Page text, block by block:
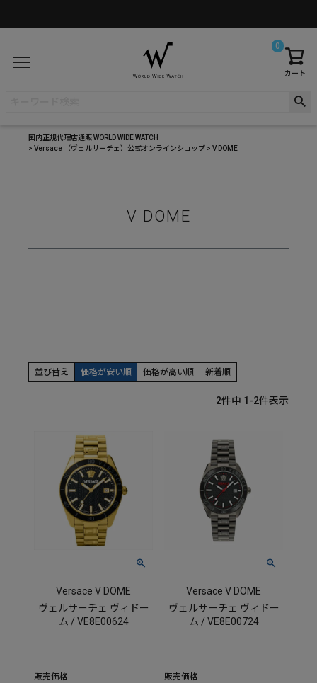
カート
0
国内正規代理店通販 WORLD WIDE WATCH
Versace （ヴェルサーチェ）公式オンラインショップ
V DOME
V DOME
並び替え 価格が安い順 価格が高い順 新着順
2件中 1 -2件表示
Versace V DOME
ヴェルサーチェ ヴィドー
ム / VE8E00624
販売価格
Versace V DOME
ヴェルサーチェ ヴィドー
ム / VE8E00724
販売価格